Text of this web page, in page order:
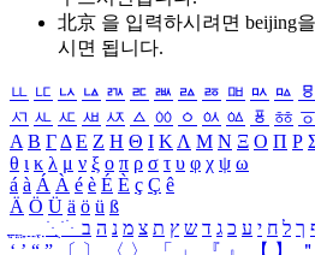
北京 을 입력하시려면 beijing
시면 됩니다.
ㅥ ㅦ ㅧ ㅨ ㅩ ㅪ ㅫ ㅬ ㅭ ㅮ ㅯ ㅰ ㅱ
ㅺ ㅻ ㅼ ㅽ ㅾ ㅿ ㆀ ㆁ ㆂ ㆃ ㆄ ㆅ ㆆ
Α Β ΓΔ Ε Ζ Η Θ Ι ΚΛ Μ Ν Ξ Ο Π Ρ
θ ι κ λ μ ν ξ ο π ρ σ τ υ φ χ ψ ω
á à Á À é è É È ç Ç ê
Ä Ö Ü ä ö ü ß
ִֶֹ ֻּ ׁׂ ך ל ח י ע כ ג ד ש ץ ת צ מ נ ה ב